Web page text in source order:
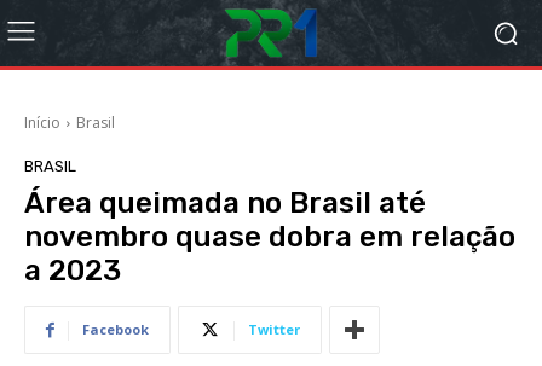
Início Brasil
BRASIL
Área queimada no Brasil até
novembro quase dobra em relação
a 2023
Facebook Twitter